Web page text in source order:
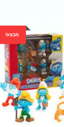
מבצע!